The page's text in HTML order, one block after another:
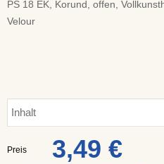
PS 18 EK, Korund, offen,
Velour
Inhalt
Preis 3,49 €